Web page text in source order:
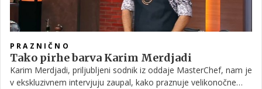
PRAZNIČNO
Tako pirhe barva Karim Merdjadi
Karim Merdjadi, priljubljeni sodnik iz oddaje MasterChef, nam je
v ekskluzivnem intervjuju zaupal, kako praznuje velikonočne